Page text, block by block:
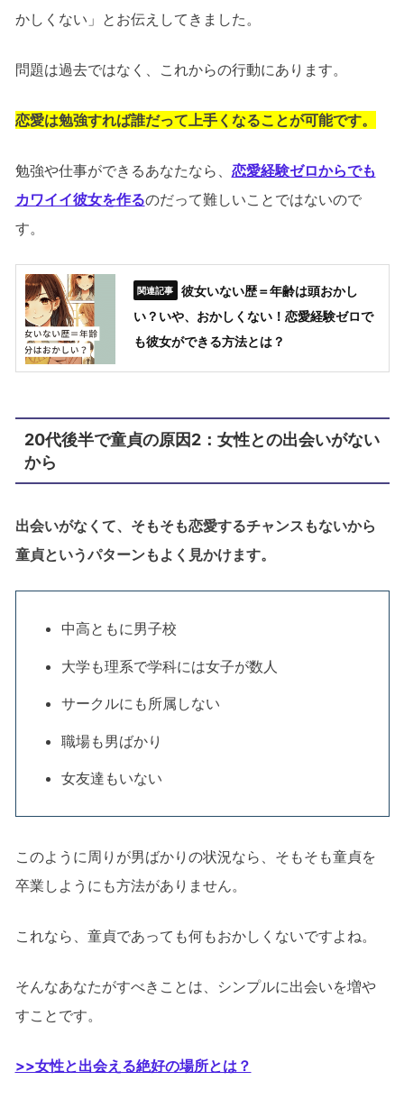
かしくない」とお伝えしてきました。
問題は過去ではなく、これからの行動にあります。
恋愛は勉強すれば誰だって上手くなることが可能です。
勉強や仕事ができるあなたなら、 恋愛経験ゼロからでも
カワイイ彼女を作るのだって難しいことではないので
す。
彼女いない歴＝年齢は頭おかし
い？いや、おかしくない！恋愛経験ゼロで
も彼女ができる方法とは？
20代後半で童貞の原因2：女性との出会いがない
から
出会いがなくて、そもそも恋愛するチャンスもないから
童貞というパターンもよく見かけます。
中高ともに男子校
大学も理系で学科には女子が数人
サークルにも所属しない
職場も男ばかり
女友達もいない
このように周りが男ばかりの状況なら、そもそも童貞を
卒業しようにも方法がありません。
これなら、童貞であっても何もおかしくないですよね。
そんなあなたがすべきことは、シンプルに出会いを増や
すことです。
>>女性と出会える絶好の場所とは？